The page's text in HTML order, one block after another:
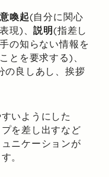
喚起(自分に関心
現)、説明(指差し
の知らない情報を
とを要求する)、
の良しあし、挨拶
いようにした
を差し出すなど
ニケーションが
。